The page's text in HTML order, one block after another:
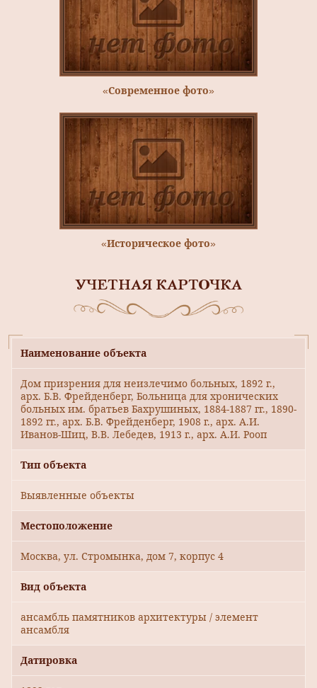
«Современное фото»
«Историческое фото»
УЧЕТНАЯ КАРТОЧКА
Наименование объекта
Дом призрения для неизлечимо больных, 1892 г.,
арх. Б.В. Фрейденберг, Больница для хронических
больных им. братьев Бахрушиных, 1884-1887 гг., 1890-
1892 гг., арх. Б.В. Фрейденберг, 1908 г., арх. А.И.
Иванов-Шиц, В.В. Лебедев, 1913 г., арх. А.И. Рооп
Тип объекта
Выявленные объекты
Местоположение
Москва, ул. Стромынка, дом 7, корпус 4
Вид объекта
ансамбль памятников архитектуры / элемент
ансамбля
Датировка